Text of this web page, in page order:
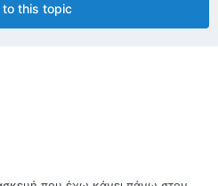
to this topic